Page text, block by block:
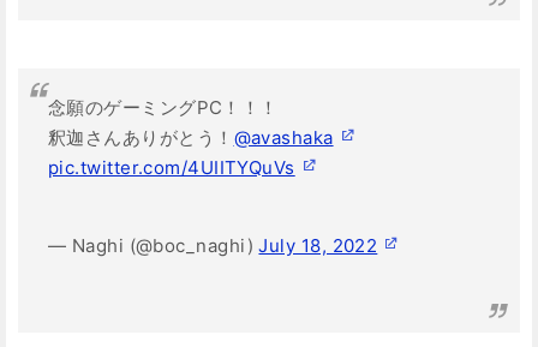
念願のゲーミングPC！！！
釈迦さんありがとう！ @avashaka
pic.twitter.com/4UIITYQuVs
— Naghi (@boc_naghi)July 18, 2022